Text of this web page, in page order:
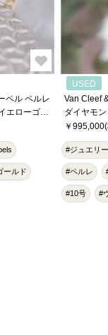
ペル ペルレ
エローゴー
ールド
USED
Van Cleef
ダイヤモ
イヤモン
￥
#ジュエリー
#ペルレ
#10号 #